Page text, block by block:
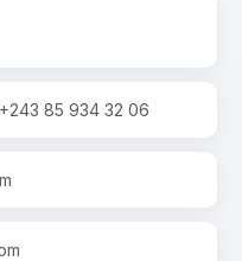
+243 85 934 32 06